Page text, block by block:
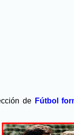
de Fútbol